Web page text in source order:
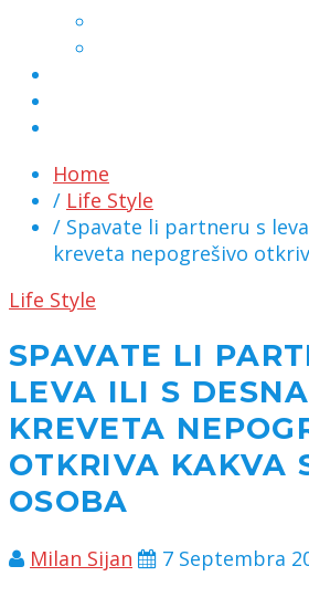
Home
/ Life Style
/ Spavate li partneru s
kreveta nepogrešivo
Life Style
SPAVATE LI
LEVA ILI S
KREVETA
OTKRIVA KAKVA
OSOBA
Milan Sijan 7 Septembra